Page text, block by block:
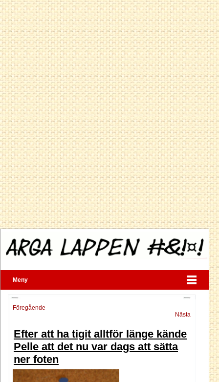
Meny
Föregående
Nästa
Efter att ha tigit alltför länge kände
Pelle att det nu var dags att sätta
ner foten